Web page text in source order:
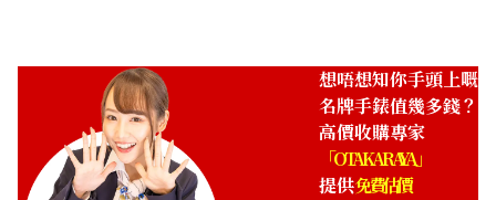
想唔想知你手頭上嘅
名牌手錶值幾多錢？
高價收購專家
「OTAKARAYA」
提供免費估價